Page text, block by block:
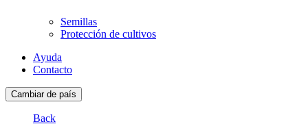
Semillas
Protección de cultivos
Ayuda
Contacto
Cambiar de país
Back